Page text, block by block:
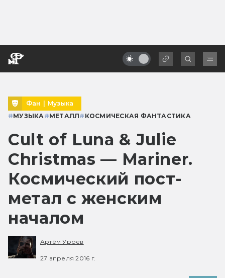
Фан | Музыка
#МУЗЫКА #МЕТАЛЛ# КОСМИЧЕСКАЯ ФАНТАСТИКА
Cult of Luna & Julie
Christmas — Mariner.
Космический пост-
метал с женским
началом
Артём Уроев
27 апреля 2016 г.